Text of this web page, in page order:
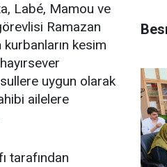
Labé, Mamou ve
Ramazan
kesim
uygun olarak
ailelere
tarafından